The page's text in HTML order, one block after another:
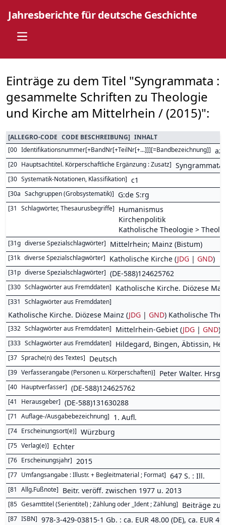
Jahresberichte für deutsche Geschichte
Open main menu
Einträge zu dem Titel "Syngrammata :
gesammelte Schriften zu Theologie
und Kirche am Mittelrhein / (2015)":
[ALLEGRO-CODE CODE BESCHREIBUNG] INHALT
[00 Identifikationsnummer[+BandNr[+TeilNr[+...]]][=Bandbezeichnung]]
[20 Hauptsachtitel. Körperschaftliche Ergänzung : Zusatz]
[30 Systematik-Notationen, Klassifikation] c1
[30a Sachgruppen (Grobsystematik)] G:de S:rg
[31 Schlagwörter, Thesaurusbegriffe] Humanismus
Kirchenpolitik
Katholische Theologie >
[31g diverse Spezialschlagwörter] Mittelrhein; Mainz (Bistum)
[31k diverse Spezialschlagwörter] Katholische Kirche (JDG | GND)
[31p diverse Spezialschlagwörter] (DE-588)124625762
[330 Schlagwörter aus Fremddaten] Katholische Kirche. Diözese
[331 Schlagwörter aus Fremddaten]
Katholische Kirche. Diözese Mainz (JDG | GND) Katholische
[332 Schlagwörter aus Fremddaten] Mittelrhein-Gebiet (JDG | GND)
[333 Schlagwörter aus Fremddaten] Hildegard, Bingen, Äbtissin,
[37 Sprache(n) des Textes] Deutsch
[39 Verfasserangabe (Personen u. Körperschaften)] Peter Walter.
[40 Hauptverfasser] (DE-588)124625762
[41 Herausgeber] (DE-588)131630288
[71 Auflage-/Ausgabebezeichnung] 1. Aufl.
[74 Erscheinungsort(e)] Würzburg
[75 Verlag(e)] Echter
[76 Erscheinungsjahr] 2015
[77 Umfangsangabe : Illustr. + Begleitmaterial ; Format] 647 S. : Ill.
[81 Allg.Fußnote] Beitr. veröff. zwischen 1977 u. 2013
[85 Gesamttitel (Serientitel) ; Zählung oder _Ident ; Zählung] Beiträge
[87 ISBN] 978-3-429-03815-1 Gb. : ca. EUR 48.00 (DE), ca. EUR